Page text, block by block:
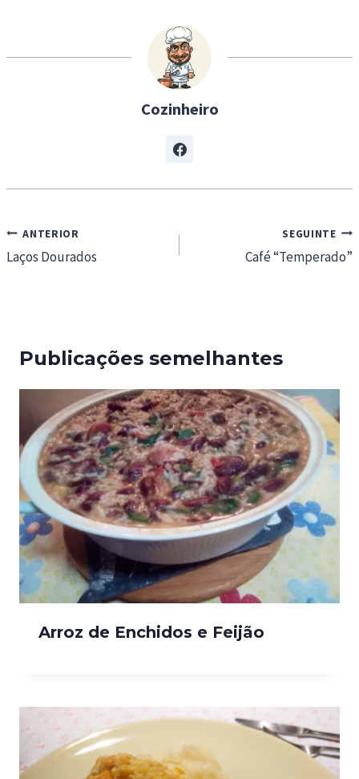
Cozinheiro
Navegação
de
ANTERIOR
Laços Dourados
SEGUINTE
Café “Temperado”
Publicações semelhantes
Arroz de Enchidos e Feijão